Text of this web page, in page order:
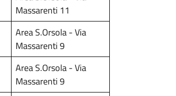
Massarenti 11
Area S.Orsola - Via
Massarenti 9
Area S.Orsola - Via
Massarenti 9